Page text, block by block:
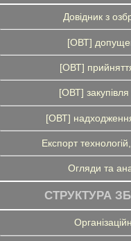
Довідник з
[ОВТ]
[ОВТ]
[ОВТ]
[ОВТ]
Експорт
Огляди та
СТРУКТУРА